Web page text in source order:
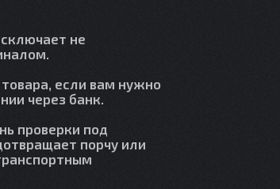
не
если вам нужно
через банк.
проверки под
порчу или